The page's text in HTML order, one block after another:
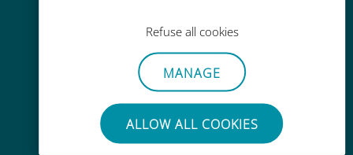
Refuse all cookies
MANAGE
ALLOW ALL COOKIES
Ubigi uygulaması aracılığıyla her
yerde, Wi-Fi veya kalan veri
olmadan bile